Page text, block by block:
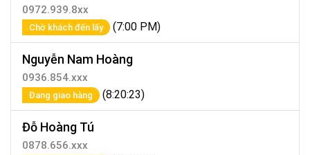
0972.939.8xx
Chờ khách đến lấy (7:00 PM)
Nguyễn Nam Hoàng
0936.854.xxx
Đang giao hàng (8:20:23)
Đỗ Hoàng Tú
0878.656.xxx